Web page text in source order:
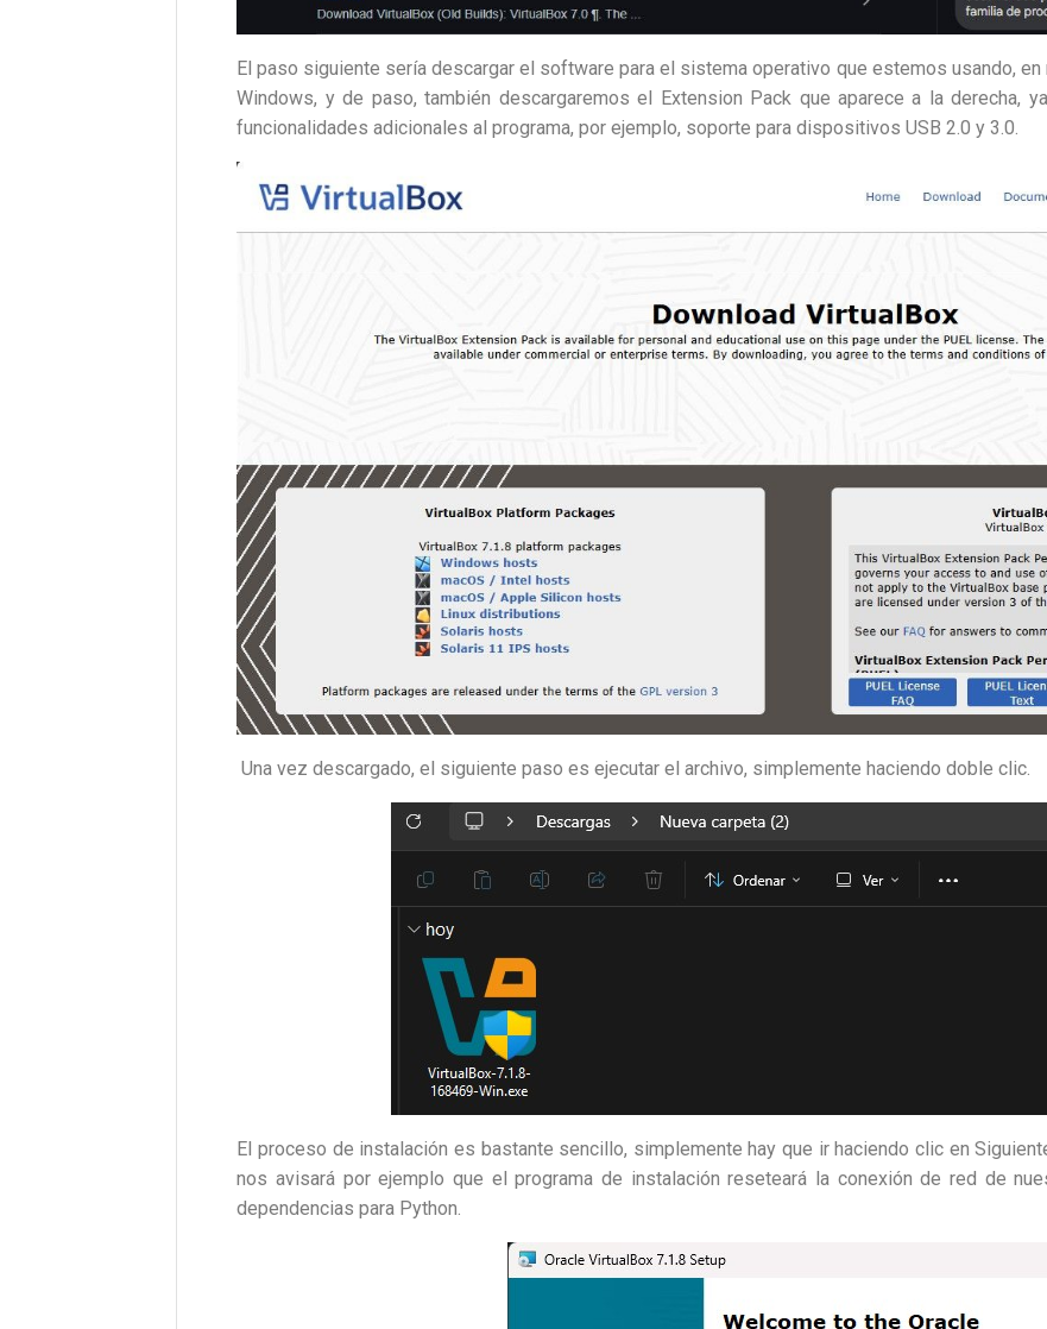
El paso siguiente sería descargar el software para el sistema operativo que estemos usando,
Windows, y de paso, también descargaremos el Extension Pack que aparece a la derecha,
funcionalidades adicionales al programa, por ejemplo, soporte para dispositivos USB 2.0 y 3.0.
Una vez descargado, el siguiente paso es ejecutar el archivo, simplemente haciendo doble clic.
El proceso de instalación es bastante sencillo, simplemente hay que ir haciendo clic en
nos avisará por ejemplo que el programa de instalación reseteará la conexión de red de
dependencias para Python.